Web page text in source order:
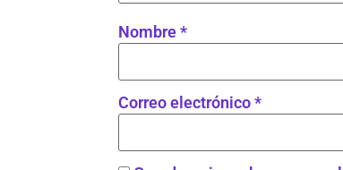
Nombre*
Correo electrónico*